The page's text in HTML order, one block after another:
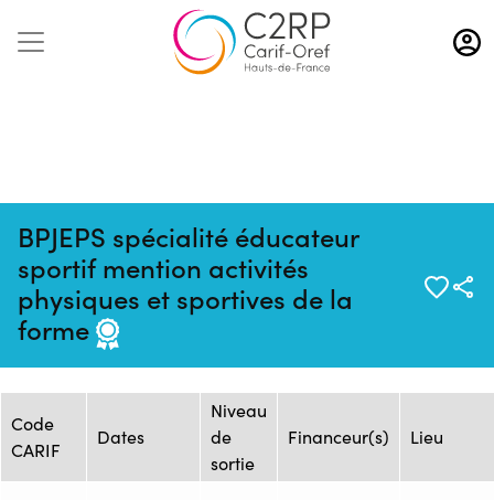
Aller
au
contenu
BPJEPS spécialité éducateur
sportif mention activités
physiques et sportives de la
forme
Mise à jour :
07/08/2026
Formation :
ONISEP_26254643F
Source : Flux
Session de formation
Code
CARIF
Dates
Niveau
de
sortie
Financeur(s) Lieu